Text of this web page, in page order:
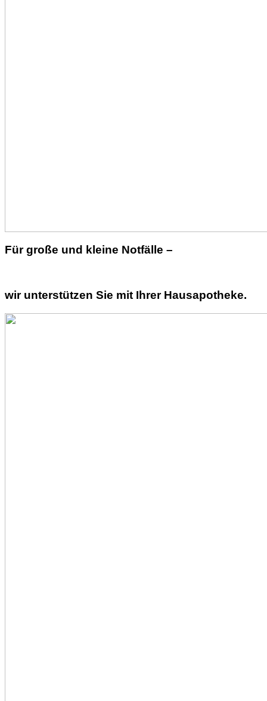
Für große und kleine Notfälle –
wir unterstützen Sie mit Ihrer Hausapotheke.